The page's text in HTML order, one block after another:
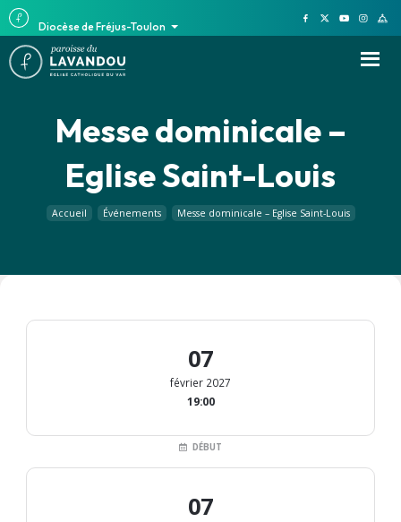
Diocèse de Fréjus-Toulon
Messe dominicale –
Eglise Saint-Louis
Accueil Événements Messe dominicale – Eglise Saint-Louis
07
février 2027
19:00
DÉBUT
07